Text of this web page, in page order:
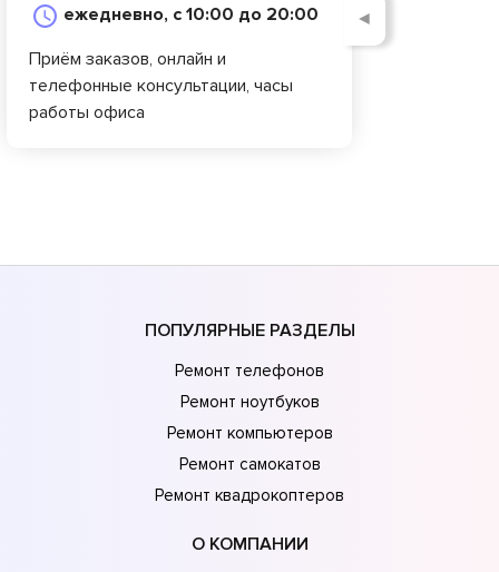
ежедневно, с 10:00 до 20:00
Приём заказов, онлайн и
телефонные консультации, часы
работы офиса
◄
ПОПУЛЯРНЫЕ РАЗДЕЛЫ
Ремонт телефонов
Ремонт ноутбуков
Ремонт компьютеров
Ремонт самокатов
Ремонт квадрокоптеров
О КОМПАНИИ